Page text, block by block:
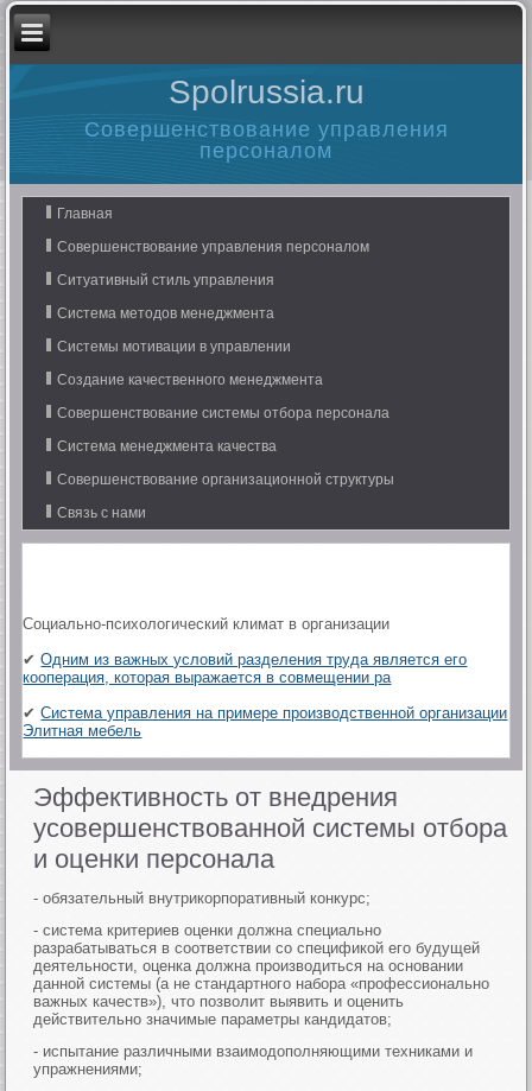
Spolrussia.ru
Совершенствование управления
персоналом
Главная
Совершенствование управления персоналом
Ситуативный стиль управления
Система методов менеджмента
Системы мотивации в управлении
Создание качественного менеджмента
Совершенствование системы отбора персонала
Система менеджмента качества
Совершенствование организационной структуры
Связь с нами
Социально-психологический климат в организации
✔Одним из важных условий разделения труда является его
кооперация, которая выражается в совмещении ра
✔Система управления на примере производственной организации
Элитная мебель
Эффективность от внедрения
усовершенствованной системы отбора
и оценки персонала
- обязательный внутрикорпоративный конкурс;
- система критериев оценки должна специально
разрабатываться в соответствии со спецификой его будущей
деятельности, оценка должна производиться на основании
данной системы (а не стандартного набора «профессионально
важных качеств»), что позволит выявить и оценить
действительно значимые параметры кандидатов;
- испытание различными взаимодополняющими техниками и
упражнениями;